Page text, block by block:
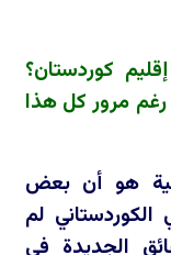
كوردستان؟
مرور كل هذا
هو أن بعض
لم
الجديدة في